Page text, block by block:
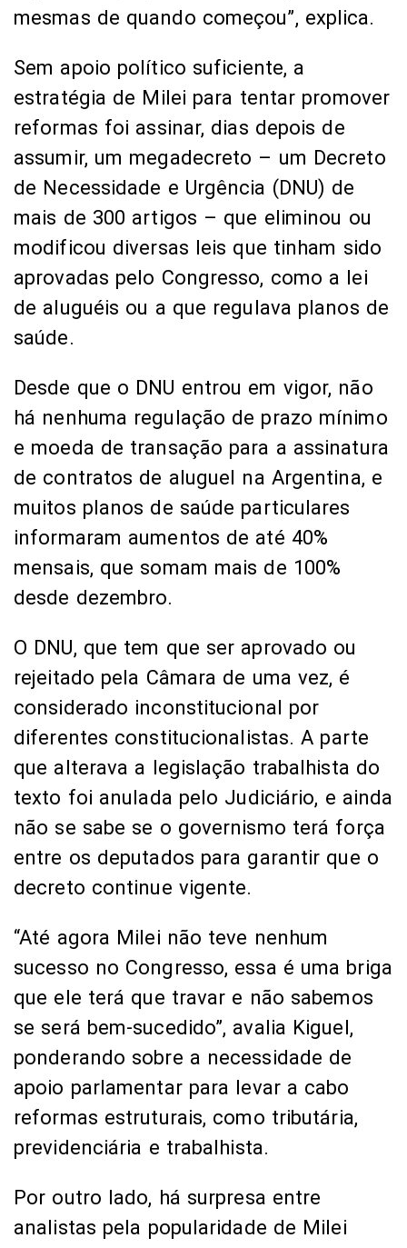
mesmas de quando começou”, explica.
Sem apoio político suficiente, a
estratégia de Milei para tentar promover
reformas foi assinar, dias depois de
assumir, um megadecreto – um Decreto
de Necessidade e Urgência (DNU) de
mais de 300 artigos – que eliminou ou
modificou diversas leis que tinham sido
aprovadas pelo Congresso, como a lei
de aluguéis ou a que regulava planos de
saúde.
Desde que o DNU entrou em vigor, não
há nenhuma regulação de prazo mínimo
e moeda de transação para a assinatura
de contratos de aluguel na Argentina, e
muitos planos de saúde particulares
informaram aumentos de até 40%
mensais, que somam mais de 100%
desde dezembro.
O DNU, que tem que ser aprovado ou
rejeitado pela Câmara de uma vez, é
considerado inconstitucional por
diferentes constitucionalistas. A parte
que alterava a legislação trabalhista do
texto foi anulada pelo Judiciário, e ainda
não se sabe se o governismo terá força
entre os deputados para garantir que o
decreto continue vigente.
“Até agora Milei não teve nenhum
sucesso no Congresso, essa é uma briga
que ele terá que travar e não sabemos
se será bem-sucedido”, avalia Kiguel,
ponderando sobre a necessidade de
apoio parlamentar para levar a cabo
reformas estruturais, como tributária,
previdenciária e trabalhista.
Por outro lado, há surpresa entre
analistas pela popularidade de Milei